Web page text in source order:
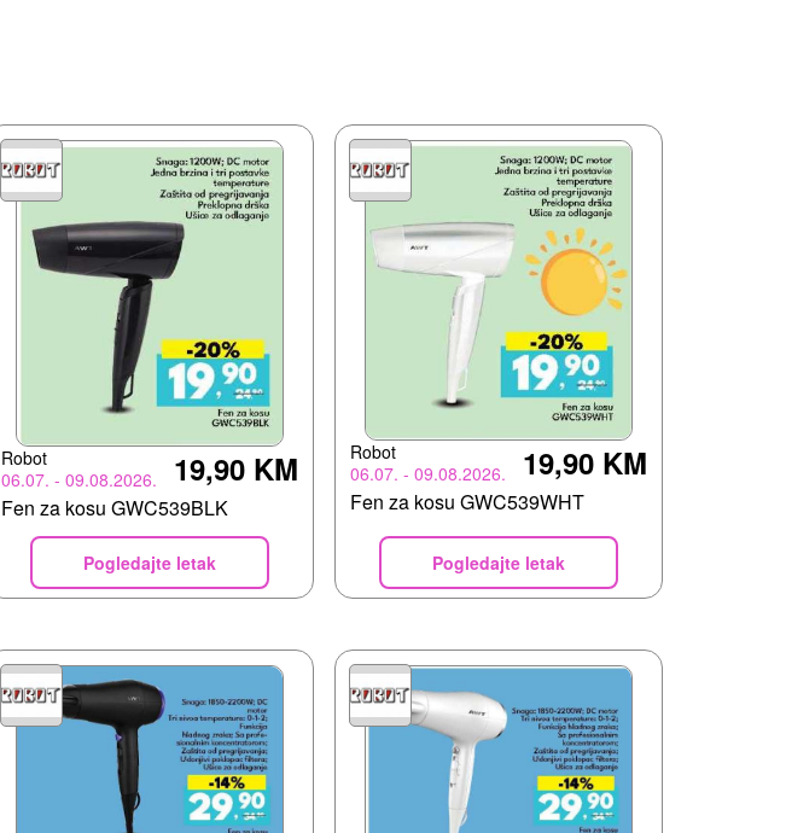
Robot
06.07. - 09.08.2026.
19,90 KM
Fen za kosu GWC539BLK
Pogledajte letak
Robot
06.07. - 09.08.2026.
19,90 KM
Fen za kosu GWC539WHT
Pogledajte letak